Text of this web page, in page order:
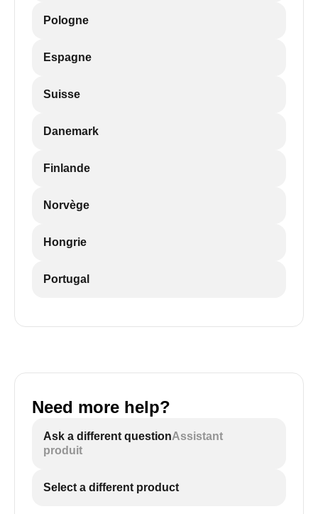
Pologne
Espagne
Suisse
Danemark
Finlande
Norvège
Hongrie
Portugal
Need more help?
Ask a different questionAssistant
produit
Select a different product